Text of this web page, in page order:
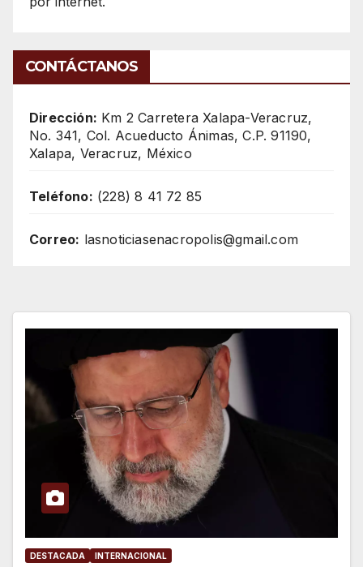
CONTÁCTANOS
Dirección: Km 2 Carretera Xalapa-Veracruz,
No. 341, Col. Acueducto Ánimas, C.P. 91190,
Xalapa, Veracruz, México
Teléfono: (228) 8 41 72 85
Correo: lasnoticiasenacropolis@gmail.com
DESTACADA INTERNACIONAL